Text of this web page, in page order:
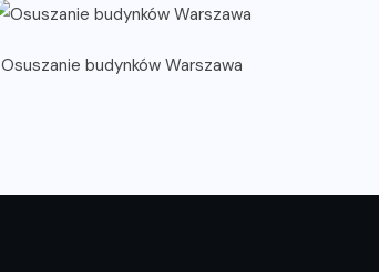
Osuszanie budynków Warszawa